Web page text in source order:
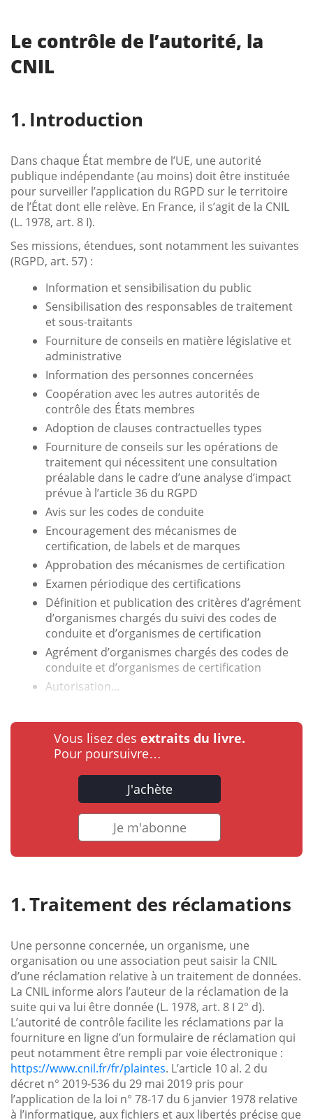
Le contrôle de l’autorité, la
CNIL
Introduction
Dans chaque État membre de l’UE, une autorité
publique indépendante (au moins) doit être instituée
pour surveiller l’application du RGPD sur le territoire
de l’État dont elle relève. En France, il s’agit de la CNIL
(L. 1978, art. 8 I).
Ses missions, étendues, sont notamment les suivantes
(RGPD, art. 57) :
Information et sensibilisation du public
Sensibilisation des responsables de traitement
et sous-traitants
Fourniture de conseils en matière législative et
administrative
Information des personnes concernées
Coopération avec les autres autorités de
contrôle des États membres
Adoption de clauses contractuelles types
Fourniture de conseils sur les opérations de
traitement qui nécessitent une consultation
préalable dans le cadre d’une analyse d’impact
prévue à l’article 36 du RGPD
Avis sur les codes de conduite
Encouragement des mécanismes de
certification, de labels et de marques
Approbation des mécanismes de certification
Examen périodique des certifications
Définition et publication des critères d’agrément
d’organismes chargés du suivi des codes de
conduite et d’organismes de certification
Agrément d’organismes chargés des codes de
conduite et d’organismes de certification
Autorisation...
Vous lisez des extraits du livre.
Pour poursuivre…
J'achète
Je m'abonne
Traitement des réclamations
Une personne concernée, un organisme, une
organisation ou une association peut saisir la CNIL
d’une réclamation relative à un traitement de données.
La CNIL informe alors l’auteur de la réclamation de la
suite qui va lui être donnée (L. 1978, art. 8 I 2° d).
L’autorité de contrôle facilite les réclamations par la
fourniture en ligne d’un formulaire de réclamation qui
peut notamment être rempli par voie électronique :
https://www.cnil.fr/fr/plaintes. L’article 10 al. 2 du
décret n° 2019-536 du 29 mai 2019 pris pour
l’application de la loi n° 78-17 du 6 janvier 1978 relative
à l’informatique, aux fichiers et aux libertés précise que